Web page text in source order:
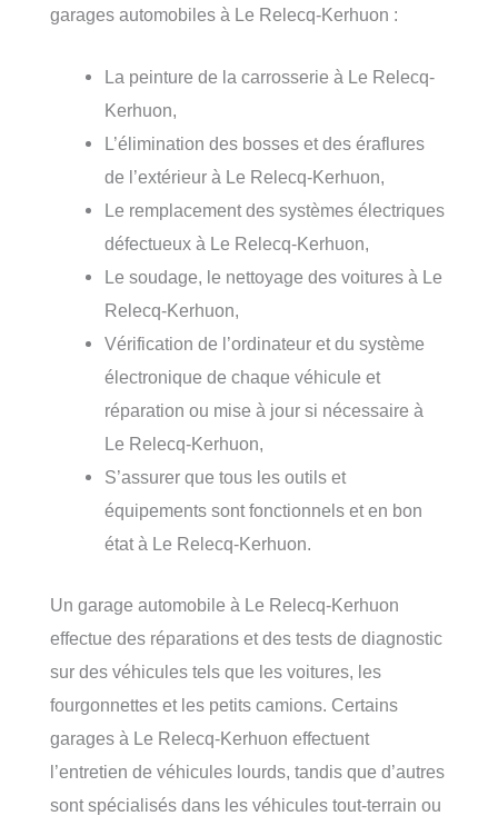
garages automobiles à Le Relecq-Kerhuon :
La peinture de la carrosserie à Le Relecq-
Kerhuon,
L’élimination des bosses et des éraflures
de l’extérieur à Le Relecq-Kerhuon,
Le remplacement des systèmes électriques
défectueux à Le Relecq-Kerhuon,
Le soudage, le nettoyage des voitures à Le
Relecq-Kerhuon,
Vérification de l’ordinateur et du système
électronique de chaque véhicule et
réparation ou mise à jour si nécessaire à
Le Relecq-Kerhuon,
S’assurer que tous les outils et
équipements sont fonctionnels et en bon
état à Le Relecq-Kerhuon.
Un garage automobile à Le Relecq-Kerhuon
effectue des réparations et des tests de diagnostic
sur des véhicules tels que les voitures, les
fourgonnettes et les petits camions. Certains
garages à Le Relecq-Kerhuon effectuent
l’entretien de véhicules lourds, tandis que d’autres
sont spécialisés dans les véhicules tout-terrain ou